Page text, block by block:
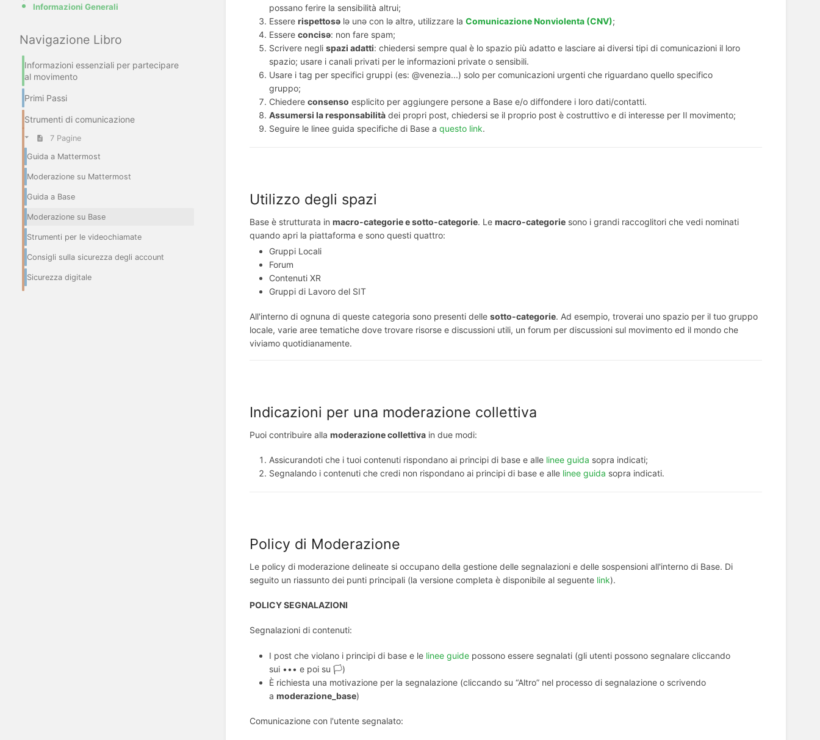
Informazioni Generali
Navigazione Libro
Informazioni essenziali per partecipare
al movimento
Primi Passi
Strumenti di comunicazione
7 Pagine
Guida a Mattermost
Moderazione su Mattermost
Guida a Base
Moderazione su Base
Strumenti per le videochiamate
Consigli sulla sicurezza degli account
Sicurezza digitale
possano ferire la sensibilità altrui;
Essere rispettosә lә unә con lә altrә, utilizzare la Comunicazione Nonviolenta (CNV);
Essere concisә: non fare spam;
Scrivere negli spazi adatti: chiedersi sempre qual è lo spazio più adatto e lasciare ai diversi tipi di comunicazioni il loro
spazio; usare i canali privati per le informazioni private o sensibili.
Usare i tag per specifici gruppi (es: @venezia...) solo per comunicazioni urgenti che riguardano quello specifico
gruppo;
Chiedere consenso esplicito per aggiungere persone a Base e/o diffondere i loro dati/contatti.
Assumersi la responsabilità dei propri post, chiedersi se il proprio post è costruttivo e di interesse per Il movimento;
Seguire le linee guida specifiche di Base a questo link.
Utilizzo degli spazi
Base è strutturata in macro-categorie e sotto-categorie. Le macro-categorie sono i grandi raccoglitori che vedi nominati
quando apri la piattaforma e sono questi quattro:
Gruppi Locali
Forum
Contenuti XR
Gruppi di Lavoro del SIT
All'interno di ognuna di queste categoria sono presenti delle sotto-categorie. Ad esempio, troverai uno spazio per il tuo gruppo
locale, varie aree tematiche dove trovare risorse e discussioni utili, un forum per discussioni sul movimento ed il mondo che
viviamo quotidianamente.
Indicazioni per una moderazione collettiva
Puoi contribuire alla moderazione collettiva in due modi:
Assicurandoti che i tuoi contenuti rispondano ai principi di base e alle linee guida sopra indicati;
Segnalando i contenuti che credi non rispondano ai principi di base e alle linee guida sopra indicati.
Policy di Moderazione
Le policy di moderazione delineate si occupano della gestione delle segnalazioni e delle sospensioni all'interno di Base. Di
seguito un riassunto dei punti principali (la versione completa è disponibile al seguente link).
POLICY SEGNALAZIONI
Segnalazioni di contenuti:
I post che violano i principi di base e le linee guide possono essere segnalati (gli utenti possono segnalare cliccando
sui ••• e poi su 🏳️)
È richiesta una motivazione per la segnalazione (cliccando su “Altro” nel processo di segnalazione o scrivendo
a moderazione_base)
Comunicazione con l'utente segnalato: